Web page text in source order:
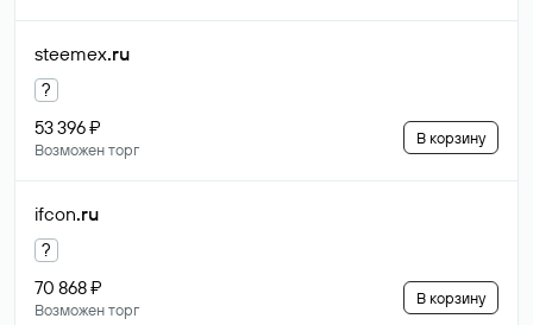
steemex.ru
?
53 396 ₽
Возможен торг
В корзину
ifcon.ru
?
70 868 ₽
Возможен торг
В корзину